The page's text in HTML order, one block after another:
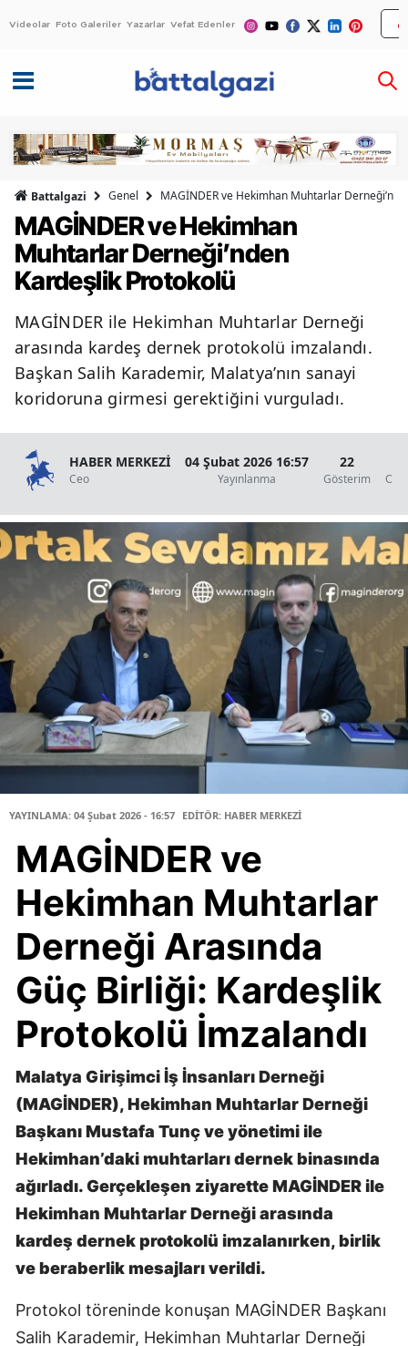
Videolar Foto Galeriler Yazarlar Vefat Edenler
Battalgazi Genel MAGİNDER ve Hekimhan Muhtarlar
MAGİNDER ve Hekimhan
Muhtarlar Derneği’nden
Kardeşlik Protokolü
MAGİNDER ile Hekimhan Muhtarlar Derneği
arasında kardeş dernek protokolü imzalandı.
Başkan Salih Karademir, Malatya’nın sanayi
koridoruna girmesi gerektiğini vurguladı.
HABER MERKEZİ
Ceo
04 Şubat 2026 16:57
Yayınlanma
22
Gösterim
YAYINLAMA: 04 Şubat 2026 - 16:57 EDİTÖR: HABER MERKEZİ
MAGİNDER ve
Hekimhan Muhtarlar
Derneği Arasında
Güç Birliği: Kardeşlik
Protokolü İmzalandı
Malatya Girişimci İş İnsanları Derneği
(MAGİNDER), Hekimhan Muhtarlar Derneği
Başkanı Mustafa Tunç ve yönetimi ile
Hekimhan’daki muhtarları dernek binasında
ağırladı. Gerçekleşen ziyarette MAGİNDER ile
Hekimhan Muhtarlar Derneği arasında
kardeş dernek protokolü imzalanırken, birlik
ve beraberlik mesajları verildi.
Protokol töreninde konuşan MAGİNDER Başkanı
Salih Karademir, Hekimhan Muhtarlar Derneği